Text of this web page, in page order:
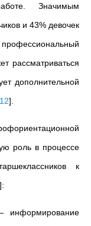
Значимым
и 43% девочек
рассматриваться
дополнительной
12]
роль в процессе
к
]:
информирование